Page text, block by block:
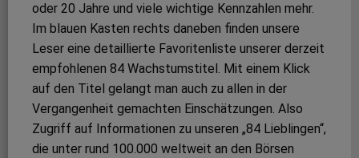
oder 20 Jahre und viele wichtige Kennzahlen mehr.
Im blauen Kasten rechts daneben finden unsere
Leser eine detaillierte Favoritenliste unserer derzeit
empfohlenen 84 Wachstumstitel. Mit einem Klick
auf den Titel gelangt man auch zu allen in der
Vergangenheit gemachten Einschätzungen. Also
Zugriff auf Informationen zu unseren „84 Lieblingen“,
die unter rund 100.000 weltweit an den Börsen